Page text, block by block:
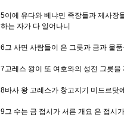
5이에 유다와 베냐민 족장들과 제사장
하는 자가 다 일어나니
6그 사면 사람들이 은 그릇과 금과 물
7고레스 왕이 또 여호와의 성전 그릇
8바사 왕 고레스가 창고지기 미드르닷
9그 수는 금 접시가 서른 개요 은 접시